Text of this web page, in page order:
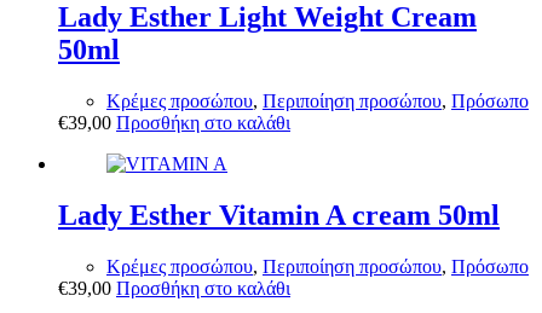
Lady Esther Light Weight Cream
50ml
Κρέμες προσώπου, Περιποίηση προσώπου, Πρόσωπο
€39,00 Προσθήκη στο καλάθι
Lady Esther Vitamin A cream 50ml
Κρέμες προσώπου, Περιποίηση προσώπου, Πρόσωπο
€39,00 Προσθήκη στο καλάθι